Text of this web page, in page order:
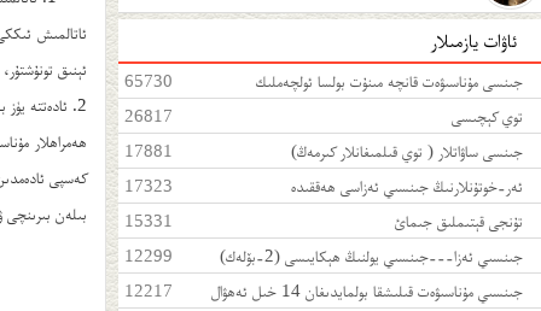
ئاۋات يازمىلار
65730
جىنسى مۇناسىۋەت قانچە مىنۇت بولسا ئولچەملىك
26817
توي كېچىسى
17881
جىنسى ساۋاتلار ( توي قىلمىغانلار كىرمەڭ)
17323
ئەر-خوتۇنلارنىڭ جىنسىي ئەزاسى ھەققىدە
15331
تۇنجى قېتىملىق جىمائ
12299
جىنسىي ئەزا---جىنسىي يولنىڭ ھېكايىسى (2-بۆلەك)
12217
جىنسىي مۇناسىۋەت قىلىشقا بولمايدىغان 14 خىل ئەھۋال
ئاتالمىش
ئېنىق
2. ئادەتتە يۈز بەرگەن جىدەل-ماجرا جىنسىي ھەۋەسنى تۆۋەنلىتىدۇ
ھەمراھلار
كەسپى
بىلەن بىرىنچى